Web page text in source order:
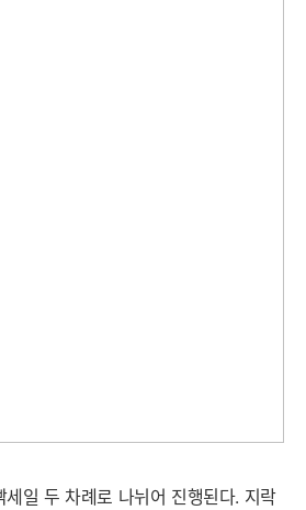
일 두 차례로 나뉘어 진행된다. 지락